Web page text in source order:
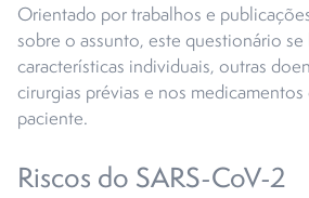
Orientado por trabalhos e
sobre o assunto, este questionário se
características individuais, outras
cirurgias prévias e nos medicamentos
paciente.
Riscos do SARS-CoV-2